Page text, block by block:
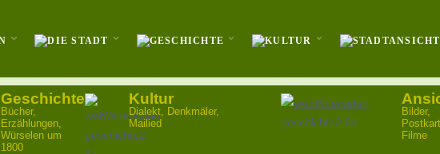
Geschichte
Bücher,
Erzählungen,
Würselen um
1800
Kultur
Dialekt, Denkmäler,
Mailied
Bilder,
Filme